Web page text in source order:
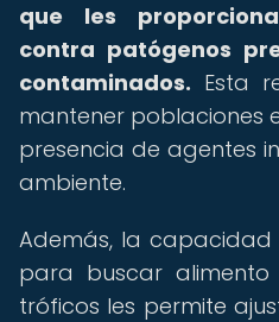
que les
contra patógenos
contaminados. Esta
mantener poblaciones
presencia de agentes
ambiente.
Además, la
para buscar alimento
tróficos les permite